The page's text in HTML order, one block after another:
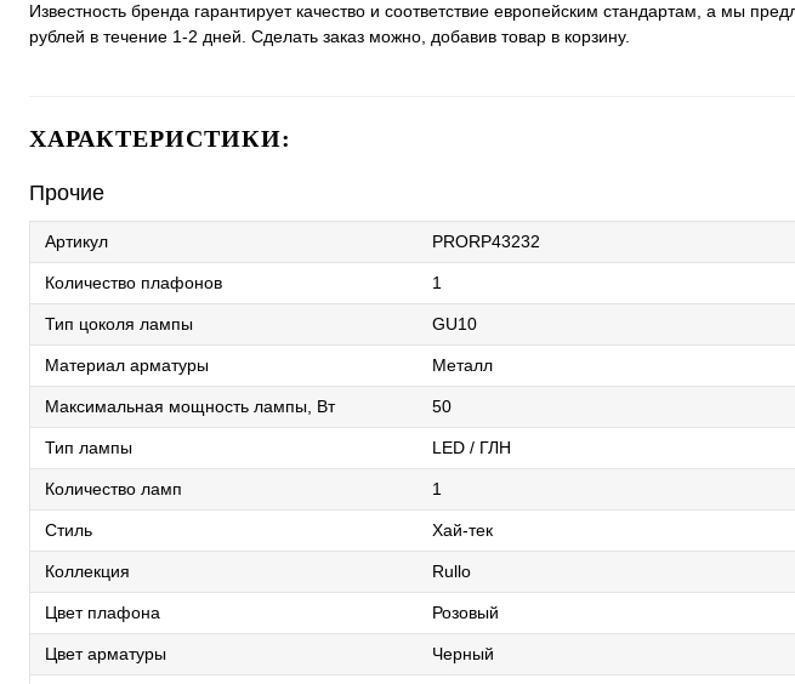
Известность бренда гарантирует качество и соответствие европейским стандартам, а мы
рублей в течение 1-2 дней. Сделать заказ можно, добавив товар в корзину.
ХАРАКТЕРИСТИКИ:
Прочие
Артикул PRORP43232
Количество плафонов 1
Тип цоколя лампы GU10
Материал арматуры Металл
Максимальная мощность лампы, Вт 50
Тип лампы LED / ГЛН
Количество ламп 1
Стиль Хай-тек
Коллекция Rullo
Цвет плафона Розовый
Цвет арматуры Черный